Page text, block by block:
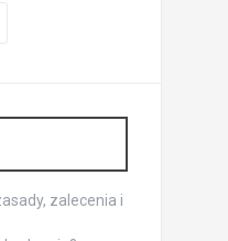
zalecenia i